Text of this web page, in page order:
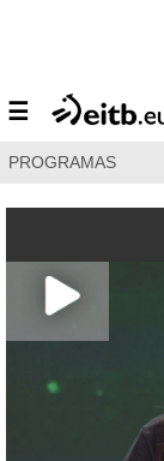
☰
PROGRAMAS